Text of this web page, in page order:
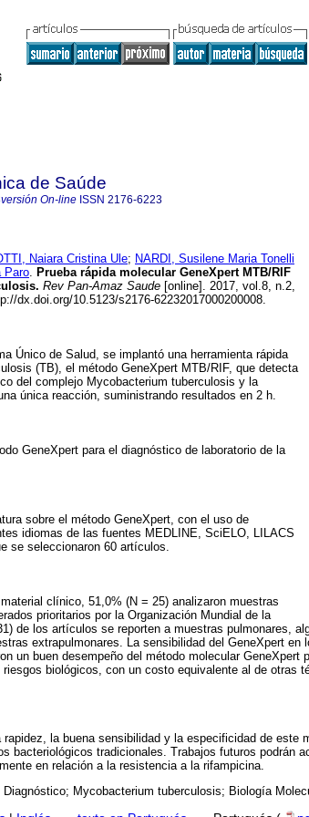
de Saúde
versión On-line ISSN 2176-6223
Naiara Cristina Ule; NARDI, Susilene Maria Tonelli
Paro. Prueba rápida molecular GeneXpert MTB/RIF
Rev Pan-Amaz Saude [online]. 2017, vol.8, n.2,
dx.doi.org/10.5123/s2176-62232017000200008.
Único de Salud, se implantó una herramienta rápida
(TB), el método GeneXpert MTB/RIF, que detecta
del complejo Mycobacterium tuberculosis y la
única reacción, suministrando resultados en 2 h.
GeneXpert para el diagnóstico de laboratorio de la
sobre el método GeneXpert, con el uso de
idiomas de las fuentes MEDLINE, SciELO, LILACS
se seleccionaron 60 artículos.
clínico, 51,0% (N = 25) analizaron muestras
prioritarios por la Organización Mundial de la
de los artículos se reporten a muestras pulmonares,
extrapulmonares. La sensibilidad del GeneXpert
un buen desempeño del método molecular GeneXpert
biológicos, con un costo equivalente al de otras
la buena sensibilidad y la especificidad de este
bacteriológicos tradicionales. Trabajos futuros podrán
en relación a la resistencia a la rifampicina.
Mycobacterium tuberculosis; Biología